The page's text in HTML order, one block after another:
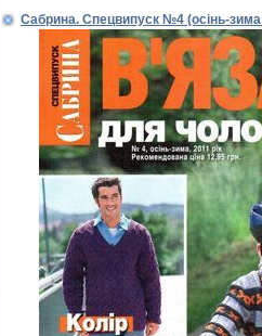
Сабрина. Спецвипуск №4 (осiнь-зима